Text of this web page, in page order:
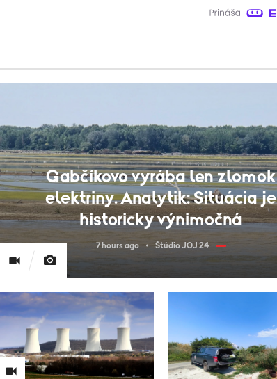
Gabčíkovo vyrába len zlomok
elektriny. Analytik: Situácia je
historicky výnimočná
7 hours ago Štúdio JOJ 24